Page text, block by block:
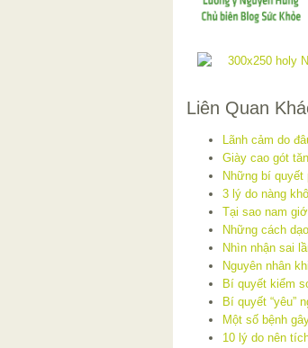
Liên Quan
Lãnh cảm do
Giày cao gót
Những bí quyết
3 lý do nàng
Tại sao nam
Những cách
Nhìn nhận sai
Nguyên nhân
Bí quyết kiểm
Bí quyết “yêu”
Một số bệnh
10 lý do nên